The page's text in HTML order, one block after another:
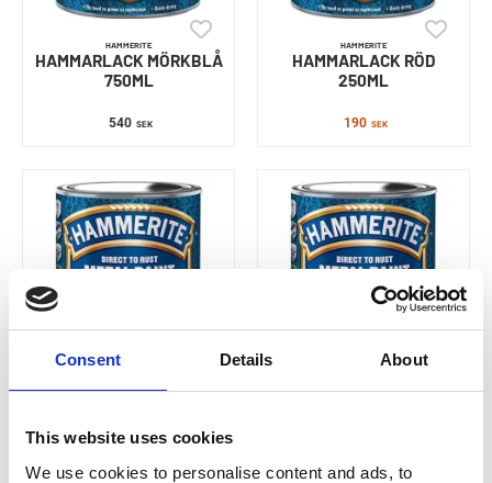
Consent Details About
This website uses cookies
We use cookies to personalise content and ads, to
HAMMERITE
HAMMARLACK MÖRKBLÅ
750ML
540 SEK
HAMMERITE
HAMMARLACK RÖD
250ML
190 SEK
750ML
341SEK 341 SEK